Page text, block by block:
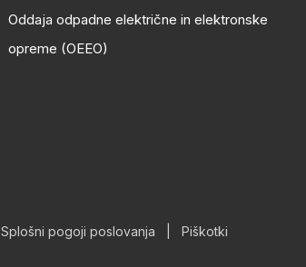
Oddaja odpadne električne in elektronske
opreme (OEEO)
Splošni pogoji poslovanja
Piškotki